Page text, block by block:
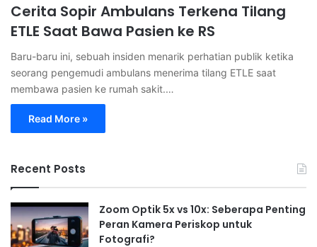
Cerita Sopir Ambulans Terkena Tilang
ETLE Saat Bawa Pasien ke RS
Baru-baru ini, sebuah insiden menarik perhatian publik ketika
seorang pengemudi ambulans menerima tilang ETLE saat
membawa pasien ke rumah sakit.…
Read More »
Recent Posts
Zoom Optik 5x vs 10x: Seberapa Penting
Peran Kamera Periskop untuk
Fotografi?